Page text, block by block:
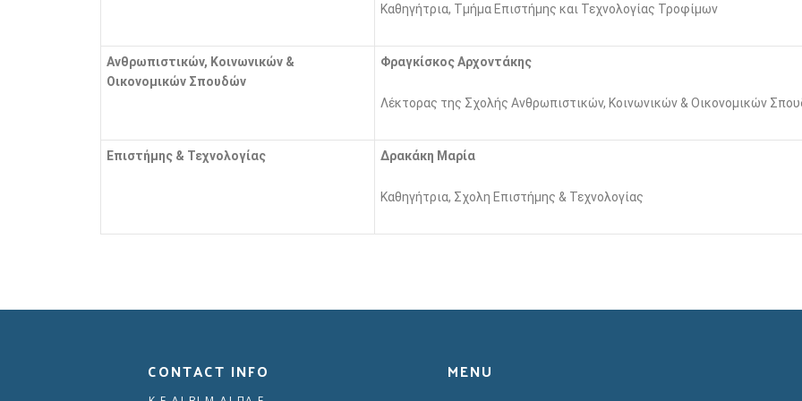
Καθηγήτρια, Τμήμα Επιστήμης και Τεχνολογίας Τροφίμων
Ανθρωπιστικών, Κοινωνικών &
Οικονομικών Σπουδών
Φραγκίσκος Αρχοντάκης
Λέκτορας της Σχολής Ανθρωπιστικών, Κοινωνικών & Οικονομικών
Επιστήμης & Τεχνολογίας Δρακάκη Μαρία
Καθηγήτρια, Σχολη Επιστήμης & Τεχνολογίας
CONTACT INFO MENU